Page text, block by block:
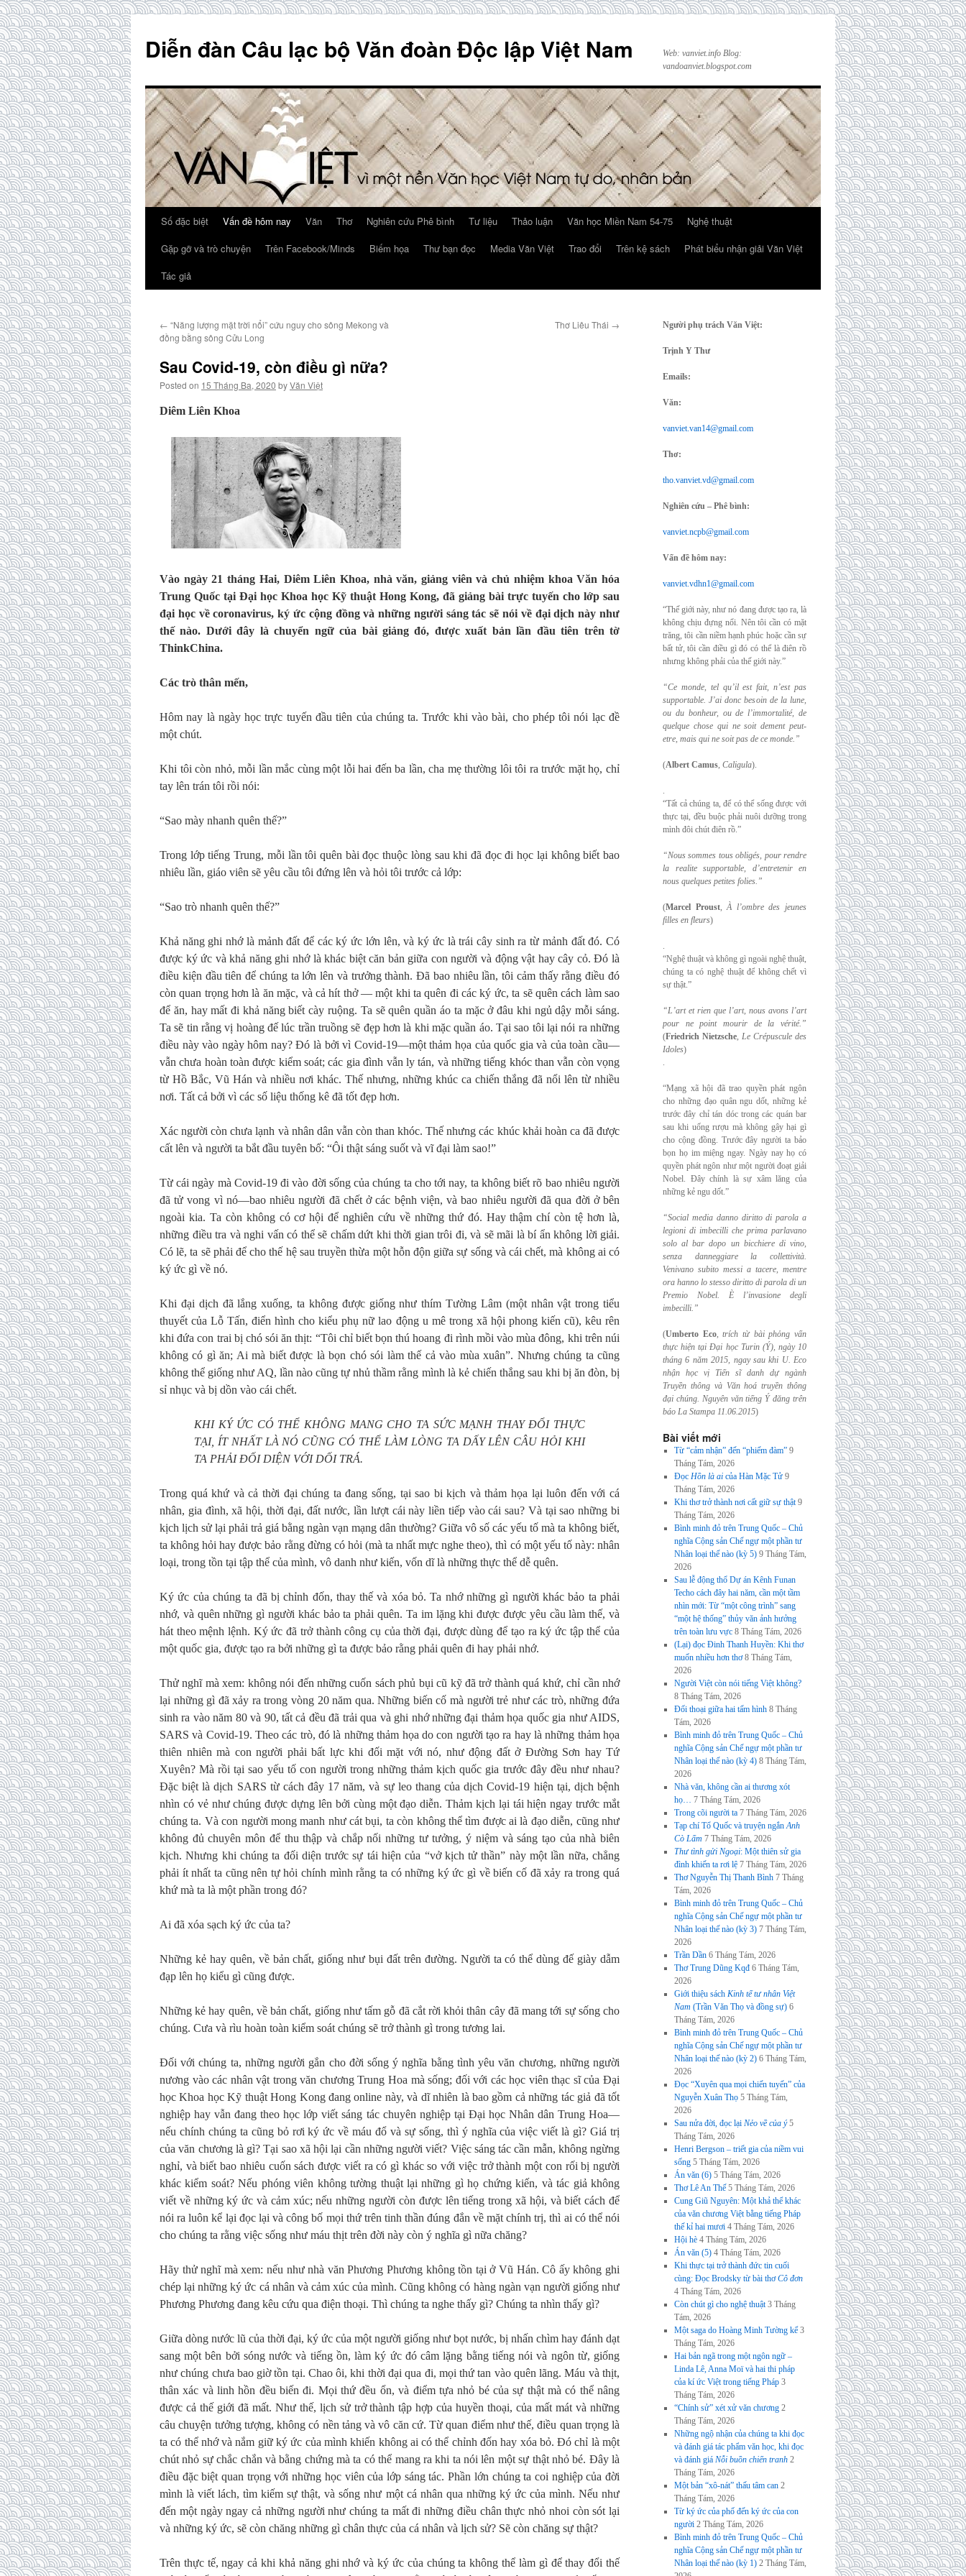
content
Diễn đàn Câu lạc bộ Văn đoàn Độc lập Việt Nam
Web: vanviet.info Blog:
vandoanviet.blogspot.com
Số đặc biệt Vấn đề hôm nay Văn Thơ Nghiên cứu Phê bình Tư liệu Thảo luận Văn học Miền Nam 54-75
Nghệ thuật
Gặp gỡ và trò chuyện
Trên Facebook/Minds Biếm họa Thư bạn đọc Media Văn Việt Trao đổi Trên kệ sách
Phát biểu nhận giải Văn Việt
Tác giả
← “Năng lượng mặt trời nổi” cứu nguy cho sông Mekong và
đồng bằng sông Cửu Long
Thơ Liêu Thái →
Sau Covid-19, còn điều gì nữa?
Posted on 15 Tháng Ba, 2020 byVăn Việt
Diêm Liên Khoa
Vào ngày 21 tháng Hai, Diêm Liên Khoa, nhà văn, giảng viên và chủ nhiệm khoa Văn hóa
Trung Quốc tại Đại học Khoa học Kỹ thuật Hong Kong, đã giảng bài trực tuyến cho lớp sau
đại học về coronavirus, ký ức cộng đồng và những người sáng tác sẽ nói về đại dịch này như
thế nào. Dưới đây là chuyển ngữ của bài giảng đó, được xuất bản lần đầu tiên trên tờ
ThinkChina.
Các trò thân mến,
Hôm nay là ngày học trực tuyến đầu tiên của chúng ta. Trước khi vào bài, cho phép tôi nói lạc đề
một chút.
Khi tôi còn nhỏ, mỗi lần mắc cùng một lỗi hai đến ba lần, cha mẹ thường lôi tôi ra trước mặt họ, chỉ
tay lên trán tôi rồi nói:
“Sao mày nhanh quên thế?”
Trong lớp tiếng Trung, mỗi lần tôi quên bài đọc thuộc lòng sau khi đã đọc đi học lại không biết bao
nhiêu lần, giáo viên sẽ yêu cầu tôi đứng lên và hỏi tôi trước cả lớp:
“Sao trò nhanh quên thế?”
Khả năng ghi nhớ là mảnh đất để các ký ức lớn lên, và ký ức là trái cây sinh ra từ mảnh đất đó. Có
được ký ức và khả năng ghi nhớ là khác biệt căn bản giữa con người và động vật hay cây cỏ. Đó là
điều kiện đầu tiên để chúng ta lớn lên và trưởng thành. Đã bao nhiêu lần, tôi cảm thấy rằng điều đó
còn quan trọng hơn là ăn mặc, và cả hít thở — một khi ta quên đi các ký ức, ta sẽ quên cách làm sao
để ăn, hay mất đi khả năng biết cày ruộng. Ta sẽ quên quần áo ta mặc ở đâu khi ngủ dậy mỗi sáng.
Ta sẽ tin rằng vị hoàng đế lúc trần truồng sẽ đẹp hơn là khi mặc quần áo. Tại sao tôi lại nói ra những
điều này vào ngày hôm nay? Đó là bởi vì Covid-19—một thảm họa của quốc gia và của toàn cầu—
vẫn chưa hoàn toàn được kiểm soát; các gia đình vẫn ly tán, và những tiếng khóc than vẫn còn vọng
từ Hồ Bắc, Vũ Hán và nhiều nơi khác. Thế nhưng, những khúc ca chiến thắng đã nổi lên từ nhiều
nơi. Tất cả bởi vì các số liệu thống kê đã tốt đẹp hơn.
Xác người còn chưa lạnh và nhân dân vẫn còn than khóc. Thế nhưng các khúc khải hoàn ca đã được
cất lên và người ta bắt đầu tuyên bố: “Ôi thật sáng suốt và vĩ đại làm sao!”
Từ cái ngày mà Covid-19 đi vào đời sống của chúng ta cho tới nay, ta không biết rõ bao nhiêu người
đã tử vong vì nó—bao nhiêu người đã chết ở các bệnh viện, và bao nhiêu người đã qua đời ở bên
ngoài kia. Ta còn không có cơ hội để nghiên cứu về những thứ đó. Hay thậm chí còn tệ hơn là,
những điều tra và nghi vấn có thể sẽ chấm dứt khi thời gian trôi đi, và sẽ mãi là bí ẩn không lời giải.
Có lẽ, ta sẽ phải để cho thế hệ sau truyền thừa một hỗn độn giữa sự sống và cái chết, mà không ai có
ký ức gì về nó.
Khi đại dịch đã lắng xuống, ta không được giống như thím Tường Lâm (một nhân vật trong tiểu
thuyết của Lỗ Tấn, điển hình cho kiểu phụ nữ lao động u mê trong xã hội phong kiến cũ), kêu rên
khi đứa con trai bị chó sói ăn thịt: “Tôi chỉ biết bọn thú hoang đi rình mồi vào mùa đông, khi trên núi
không có gì ăn; Ai mà biết được là bọn chó sói làm thế cả vào mùa xuân”. Nhưng chúng ta cũng
không thể giống như AQ, lần nào cũng tự nhủ thầm rằng mình là kẻ chiến thắng sau khi bị ăn đòn, bị
sỉ nhục và bị dồn vào cái chết.
KHI KÝ ỨC CÓ THỂ KHÔNG MANG CHO TA SỨC MẠNH THAY ĐỔI THỰC
TẠI, ÍT NHẤT LÀ NÓ CŨNG CÓ THỂ LÀM LÒNG TA DẤY LÊN CÂU HỎI KHI
TA PHẢI ĐỐI DIỆN VỚI DỐI TRÁ.
Trong quá khứ và cả thời đại chúng ta đang sống, tại sao bi kịch và thảm họa lại luôn đến với cá
nhân, gia đình, xã hội, thời đại, đất nước, lần lượt cái này liền tiếp vào cái sau? Và tại sao những bi
kịch lịch sử lại phải trả giá bằng ngàn vạn mạng dân thường? Giữa vô số các yếu tố mà ta không biết,
ta không hỏi hay được bảo rằng đừng có hỏi (mà ta nhất mực nghe theo), thì có một yếu tố này: nhân
loại, trong tồn tại tập thể của mình, vô danh như kiến, vốn dĩ là những thực thể dễ quên.
Ký ức của chúng ta đã bị chỉnh đốn, thay thế và xóa bỏ. Ta nhớ những gì người khác bảo ta phải
nhớ, và quên những gì người khác bảo ta phải quên. Ta im lặng khi được được yêu cầu làm thế, và
hát theo mệnh lệnh. Ký ức đã trở thành công cụ của thời đại, được dùng để tạo ra ký ức tập thể của
một quốc gia, được tạo ra bởi những gì ta được bảo rằng phải quên đi hay phải nhớ.
Thử nghĩ mà xem: không nói đến những cuốn sách phủ bụi cũ kỹ đã trở thành quá khứ, chỉ cần nhớ
lại những gì đã xảy ra trong vòng 20 năm qua. Những biến cố mà người trẻ như các trò, những đứa
sinh ra vào năm 80 và 90, tất cả đều đã trải qua và ghi nhớ những đại thảm họa quốc gia như AIDS,
SARS và Covid-19. Theo các trò, đó là những thảm họa do con người tạo ra hay là những thảm họa
thiên nhiên mà con người phải bất lực khi đối mặt với nó, như động đất ở Đường Sơn hay Tứ
Xuyên? Mà rồi tại sao yếu tố con người trong những thảm kịch quốc gia trước đây đều như nhau?
Đặc biệt là dịch SARS từ cách đây 17 năm, và sự leo thang của dịch Covid-19 hiện tại, dịch bệnh
nhìn có vẻ như chúng được dựng lên bởi cùng một đạo diễn. Thảm kịch lại tái hiện ngay trước mắt
chúng ta. Và con người mong manh như cát bụi, ta còn không thể tìm được ai là đạo diễn, cũng như
không đủ chuyên môn để thu thập và chắp nối những tư tưởng, ý niệm và sáng tạo của nhà biên
kịch. Nhưng khi chúng ta đối diện trước sự tái hiện của “vở kịch tử thần” này một lần nữa, chẳng
phải ít nhất ta cũng nên tự hỏi chính mình rằng ta có những ký ức gì về biến cố đã xảy ra trong quá
khứ mà ta là một phần trong đó?
Ai đã xóa sạch ký ức của ta?
Những kẻ hay quên, về bản chất, giống như bụi đất trên đường. Người ta có thể dùng đế giày dẫm
đạp lên họ kiểu gì cũng được.
Những kẻ hay quên, về bản chất, giống như tấm gỗ đã cắt rời khỏi thân cây đã mang tới sự sống cho
chúng. Cưa và rìu hoàn toàn kiểm soát chúng sẽ trở thành gì trong tương lai.
Đối với chúng ta, những người gắn cho đời sống ý nghĩa bằng tình yêu văn chương, những người
nương vào các nhân vật trong văn chương Trung Hoa mà sống; đối với các học viên thạc sĩ của Đại
học Khoa học Kỹ thuật Hong Kong đang online này, và dĩ nhiên là bao gồm cả những tác giả đã tốt
nghiệp hay vẫn đang theo học lớp viết sáng tác chuyên nghiệp tại Đại học Nhân dân Trung Hoa—
nếu chính chúng ta cũng bỏ rơi ký ức về máu đổ và sự sống, thì ý nghĩa của việc viết là gì? Giá trị
của văn chương là gì? Tại sao xã hội lại cần những người viết? Việc sáng tác cần mẫn, không ngừng
nghỉ, và biết bao nhiêu cuốn sách được viết ra có gì khác so với việc trở thành một con rối bị người
khác kiểm soát? Nếu phóng viên không tường thuật lại những gì họ chứng kiến, và tác giả không
viết về những ký ức và cảm xúc; nếu những người còn được lên tiếng trong xã hội, và biết cách để
nói ra luôn kể lại đọc lại và công bố mọi thứ trên tinh thần đúng đắn về mặt chính trị, thì ai có thể nói
cho chúng ta rằng việc sống như máu thịt trên đời này còn ý nghĩa gì nữa chăng?
Hãy thử nghĩ mà xem: nếu như nhà văn Phương Phương không tồn tại ở Vũ Hán. Cô ấy không ghi
chép lại những ký ức cá nhân và cảm xúc của mình. Cũng không có hàng ngàn vạn người giống như
Phương Phương đang kêu cứu qua điện thoại. Thì chúng ta nghe thấy gì? Chúng ta nhìn thấy gì?
Giữa dòng nước lũ của thời đại, ký ức của một người giống như bọt nước, bị nhấn chìm hay đánh dạt
sang một bên bởi sóng nước và tiếng ồn, làm ký ức đó câm lặng bằng tiếng nói và ngôn từ, giống
như chúng chưa bao giờ tồn tại. Chao ôi, khi thời đại qua đi, mọi thứ tan vào quên lãng. Máu và thịt,
thân xác và linh hồn đều biến đi. Mọi thứ đều ổn, và điểm tựa nhỏ bé của sự thật mà có thể nâng
được cả thế giới đã mất. Như thế, lịch sử trở thành tập hợp của huyền thoại, của mất mát và những
câu chuyện tưởng tượng, không có nền tảng và vô căn cứ. Từ quan điểm như thế, điều quan trọng là
ta có thể nhớ và nắm giữ ký ức của mình khiến không ai có thể chỉnh đốn hay xóa bỏ. Đó chỉ là một
chút nhỏ sự chắc chắn và bằng chứng mà ta có thể mang ra khi ta nói lên một sự thật nhỏ bé. Đây là
điều đặc biệt quan trọng với những học viên của lớp sáng tác. Phần lớn chúng ta coi nghiệp của đời
mình là viết lách, tìm kiếm sự thật, và sống như một cá nhân qua những ký ức của mình. Nếu như
đến một ngày ngay cả những người như chúng ta mất đi những điều chân thực nhỏ nhoi còn sót lại
và những ký ức, sẽ còn chăng những gì chân thực của cá nhân và lịch sử? Sẽ còn chăng sự thật?
Trên thực tế, ngay cả khi khả năng ghi nhớ và ký ức của chúng ta không thể làm gì để thay đổi thế
Người phụ trách Văn Việt:
Trịnh Y Thư
Emails:
Văn:
vanviet.van14@gmail.com
Thơ:
tho.vanviet.vd@gmail.com
Nghiên cứu – Phê bình:
vanviet.ncpb@gmail.com
Vấn đề hôm nay:
vanviet.vdhn1@gmail.com
“Thế giới này, như nó đang được tạo ra, là
không chịu đựng nổi. Nên tôi cần có mặt
trăng, tôi cần niềm hạnh phúc hoặc cần sự
bất tử, tôi cần điều gì đó có thể là điên rồ
nhưng không phải của thế giới này.”
“Ce monde, tel qu’il est fait, n’est pas
supportable. J’ai donc besoin de la lune,
ou du bonheur, ou de l’immortalité, de
quelque chose qui ne soit dement peut-
etre, mais qui ne soit pas de ce monde.”
(Albert Camus, Caligula).
.
“Tất cả chúng ta, để có thể sống được với
thực tại, đều buộc phải nuôi dưỡng trong
mình đôi chút điên rồ.”
“Nous sommes tous obligés, pour rendre
la realite supportable, d’entretenir en
nous quelques petites folies.”
(Marcel Proust,À l’ombre des jeunes
filles en fleurs)
.
“Nghệ thuật và không gì ngoài nghệ thuật,
chúng ta có nghệ thuật để không chết vì
sự thật.”
“L’art et rien que l’art, nous avons l’art
pour ne point mourir de la vérité.”
(Friedrich Nietzsche, Le Crépuscule des
Idoles)
.
“Mạng xã hội đã trao quyền phát ngôn
cho những đạo quân ngu dốt, những kẻ
trước đây chỉ tán dóc trong các quán bar
sau khi uống rượu mà không gây hại gì
cho cộng đồng. Trước đây người ta bảo
bọn họ im miệng ngay. Ngày nay họ có
quyền phát ngôn như một người đoạt giải
Nobel. Đây chính là sự xâm lăng của
những kẻ ngu dốt.”
“Social media danno diritto di parola a
legioni di imbecilli che prima parlavano
solo albar dopo un bicchiere di vino,
senza danneggiare la collettività.
Venivano subito messi a tacere, mentre
ora hanno lo stesso diritto di parola di un
Premio Nobel. È l’invasione degli
imbecilli.”
(Umberto Eco,trích từ bài phỏng vấn
thực hiện tại Đại học Turin (Ý), ngày 10
tháng 6 năm 2015, ngay sau khi U. Eco
nhận học vị Tiến sĩ danh dự ngành
Truyền thông và Văn hoá truyền thông
đại chúng. Nguyên văn tiếng Ý đăng trên
báo La Stampa 11.06.2015)
Bài viết mới
Từ “cảm nhận” đến “phiếm đàm” 9
Tháng Tám, 2026
Đọc Hồn là aicủa Hàn Mặc Tử 9
Tháng Tám, 2026
Khi thơ trở thành nơi cất giữ sự thật 9
Tháng Tám, 2026
Bình minh đỏ trên Trung Quốc – Chủ
nghĩa Cộng sản Chế ngự một phần tư
Nhân loại thế nào (kỳ 5) 9 Tháng Tám,
2026
Sau lễ động thổ Dự án Kênh Funan
Techo cách đây hai năm, cần một tầm
nhìn mới: Từ “một công trình” sang
“một hệ thống” thủy văn ảnh hưởng
trên toàn lưu vực 8 Tháng Tám, 2026
(Lại) đọc Đinh Thanh Huyền: Khi thơ
muốn nhiều hơn thơ 8 Tháng Tám,
2026
Người Việt còn nói tiếng Việt không?
8 Tháng Tám, 2026
Đối thoại giữa hai tấm hình 8 Tháng
Tám, 2026
Bình minh đỏ trên Trung Quốc – Chủ
nghĩa Cộng sản Chế ngự một phần tư
Nhân loại thế nào (kỳ 4) 8 Tháng Tám,
2026
Nhà văn, không cần ai thương xót
họ… 7 Tháng Tám, 2026
Trong cõi người ta 7 Tháng Tám, 2026
Tạp chí Tổ Quốc và truyện ngắnAnh
Cò Lấm 7 Tháng Tám, 2026
Thư tình gửi Ngoại: Một thiên sử gia
đình khiến ta rơi lệ 7 Tháng Tám, 2026
Thơ Nguyễn Thị Thanh Bình 7 Tháng
Tám, 2026
Bình minh đỏ trên Trung Quốc – Chủ
nghĩa Cộng sản Chế ngự một phần tư
Nhân loại thế nào (kỳ 3) 7 Tháng Tám,
2026
Trần Dần 6 Tháng Tám, 2026
Thơ Trung Dũng Kqđ 6 Tháng Tám,
2026
Giới thiệu sách Kinh tế tư nhân Việt
Nam (Trần Văn Thọ và đồng sự) 6
Tháng Tám, 2026
Bình minh đỏ trên Trung Quốc – Chủ
nghĩa Cộng sản Chế ngự một phần tư
Nhân loại thế nào (kỳ 2) 6 Tháng Tám,
2026
Đọc “Xuyên qua mọi chiến tuyến” của
Nguyễn Xuân Thọ 5 Tháng Tám,
2026
Sau nửa đời, đọc lại Nẻo về của ý 5
Tháng Tám, 2026
Henri Bergson – triết gia của niềm vui
sống 5 Tháng Tám, 2026
Án văn (6) 5 Tháng Tám, 2026
Thơ Lê An Thế 5 Tháng Tám, 2026
Cung Giũ Nguyên: Một khả thể khác
của văn chương Việt bằng tiếng Pháp
thế kỉ hai mươi 4 Tháng Tám, 2026
Hội hè 4 Tháng Tám, 2026
Án văn (5) 4 Tháng Tám, 2026
Khi thực tại trở thành đức tin cuối
cùng: Đọc Brodsky từ bài thơCô đơn
4 Tháng Tám, 2026
Còn chút gì cho nghệ thuật 3 Tháng
Tám, 2026
Một saga do Hoàng Minh Tường kể 3
Tháng Tám, 2026
Hai bản ngã trong một ngôn ngữ –
Linda Lê, Anna Moï và hai thi pháp
của kí ức Việt trong tiếng Pháp 3
Tháng Tám, 2026
“Chính sử” xét xử văn chương 2
Tháng Tám, 2026
Những ngộ nhận của chúng ta khi đọc
và đánh giá tác phẩm văn học, khi đọc
và đánh giá Nỗi buồn chiến tranh 2
Tháng Tám, 2026
Một bản “xô-nát” thấu tâm can 2
Tháng Tám, 2026
Từ ký ức của phố đến ký ức của con
người 2 Tháng Tám, 2026
Bình minh đỏ trên Trung Quốc – Chủ
nghĩa Cộng sản Chế ngự một phần tư
Nhân loại thế nào (kỳ 1) 2 Tháng Tám,